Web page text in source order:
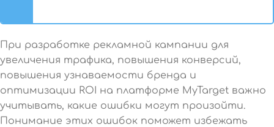
При разработке рекламной кампании для
увеличения трафика, повышения конверсий,
повышения узнаваемости бренда и
оптимизации ROI на платформе MyTarget важно
учитывать, какие ошибки могут произойти.
Понимание этих ошибок поможет избежать